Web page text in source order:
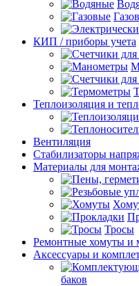
КИП / приборы учета
Теплоизоляция и
Вентиляция
Стабилизаторы
Материалы для
Тросы
Ремонтные хомуты и
Аксессуары и
баков